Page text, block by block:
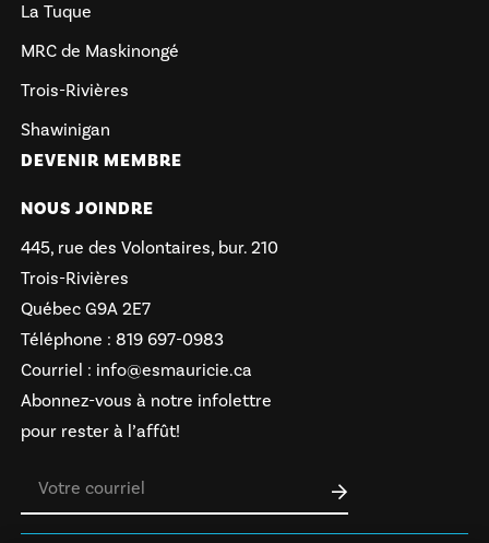
La Tuque
MRC de Maskinongé
Trois-Rivières
Shawinigan
DEVENIR MEMBRE
NOUS JOINDRE
445, rue des Volontaires, bur. 210
Trois-Rivières
Québec G9A 2E7
Téléphone : 819 697-0983
Courriel : info@esmauricie.ca
Abonnez-vous à notre infolettre
pour rester à l’affût!